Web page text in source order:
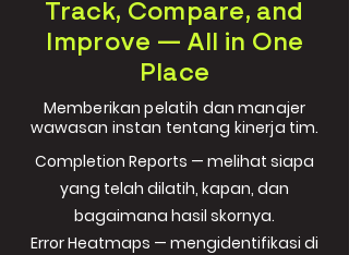
Track, Compare, and
Improve — All in One
Place
Memberikan pelatih dan manajer
wawasan instan tentang kinerja tim.
Completion Reports — melihat siapa
yang telah dilatih, kapan, dan
bagaimana hasil skornya.
Error Heatmaps — mengidentifikasi di